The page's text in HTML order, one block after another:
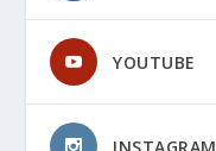
YOUTUBE